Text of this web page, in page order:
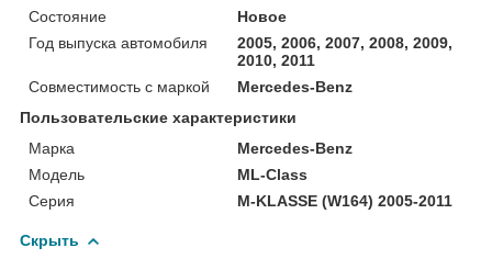
Состояние
Новое
Год выпуска автомобиля
2005, 2006, 2007, 2008, 2009,
2010, 2011
Совместимость с маркой
Mercedes-Benz
Пользовательские характеристики
Марка
Mercedes-Benz
Модель
ML-Class
Серия
M-KLASSE (W164) 2005-2011
Скрыть